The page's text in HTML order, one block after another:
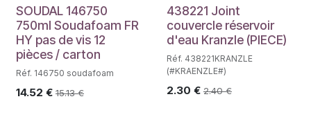
SOUDAL 146750
750ml Soudafoam FR
HY pas de vis 12
pièces / carton
Réf. 146750 soudafoam
14.52 € 15.13€
438221 Joint
couvercle réservoir
d'eau Kranzle (PIECE)
Réf. 438221KRANZLE
(#KRAENZLE#)
2.30 € 2.40€